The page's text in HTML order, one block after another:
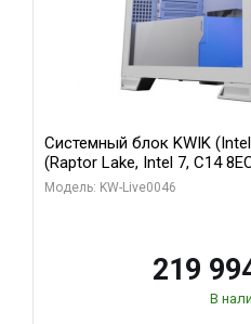
Системный блок KWIK
(Raptor Lake, Intel 7, C14
Gigabyte RTX5060Ti GAMING
Модель: KW-Live0046
219
В